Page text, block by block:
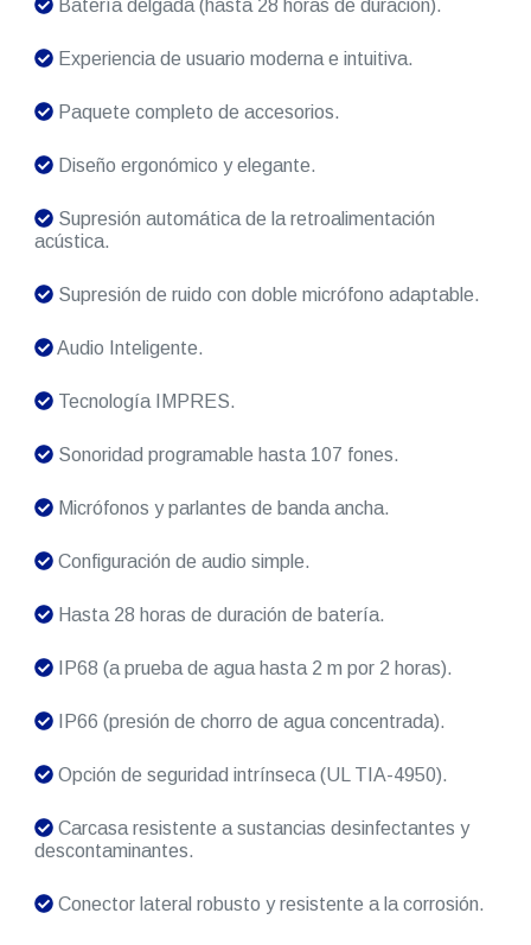
Batería delgada (hasta 28 horas de duración).
Experiencia de usuario moderna e intuitiva.
Paquete completo de accesorios.
Diseño ergonómico y elegante.
Supresión automática de la retroalimentación
acústica.
Supresión de ruido con doble micrófono adaptable.
Audio Inteligente.
Tecnología IMPRES.
Sonoridad programable hasta 107 fones.
Micrófonos y parlantes de banda ancha.
Configuración de audio simple.
Hasta 28 horas de duración de batería.
IP68 (a prueba de agua hasta 2 m por 2 horas).
IP66 (presión de chorro de agua concentrada).
Opción de seguridad intrínseca (UL TIA-4950).
Carcasa resistente a sustancias desinfectantes y
descontaminantes.
Conector lateral robusto y resistente a la corrosión.